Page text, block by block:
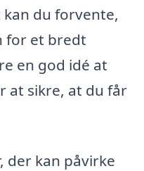
du forvente,
for et bredt
en god idé at
at sikre, at du får
der kan påvirke